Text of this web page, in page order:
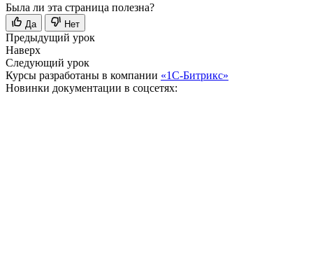
Была ли эта страница полезна?
Да Нет
Предыдущий урок
Наверх
Следующий урок
Курсы разработаны в компании «1С-Битрикс»
Новинки документации в соцсетях: